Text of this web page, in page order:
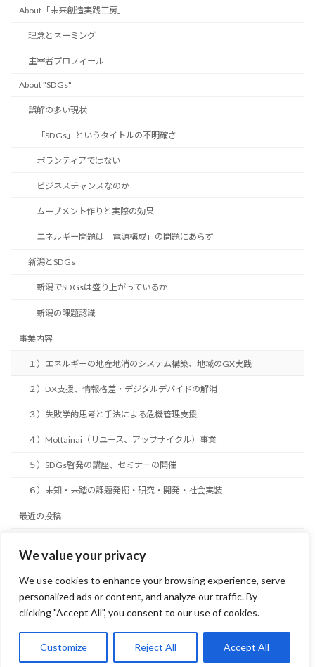
We value your privacy
We use cookies to enhance your browsing experience, serve
personalized ads or content, and analyze our traffic. By
clicking "Accept All", you consent to our use of cookies.
Customize Reject All Accept All
About「未来創造実践工房」
理念とネーミング
主宰者プロフィール
About "SDGs"
誤解の多い現状
「SDGs」というタイトルの不明確さ
ボランティアではない
ビジネスチャンスなのか
ムーブメント作りと実際の効果
エネルギー問題は「電源構成」の問題にあらず
新潟とSDGs
新潟でSDGsは盛り上がっているか
新潟の課題認識
事業内容
１）エネルギーの地産地消のシステム構築、地域のGX実践
２）DX支援、情報格差・デジタルデバイドの解消
３）失敗学的思考と手法による危機管理支援
４）Mottainai（リユース、アップサイクル）事業
５）SDGs啓発の講座、セミナーの開催
６）未知・未踏の課題発掘・研究・開発・社会実装
最近の投稿